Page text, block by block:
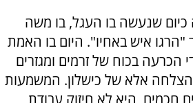
שנעשה בו העגל, בו משה
"הרגו איש באחיו". היום בו האמת
הכרעה בכוח של זרמים ומגזרים
הצלחה אלא של כישלון. המשמעות